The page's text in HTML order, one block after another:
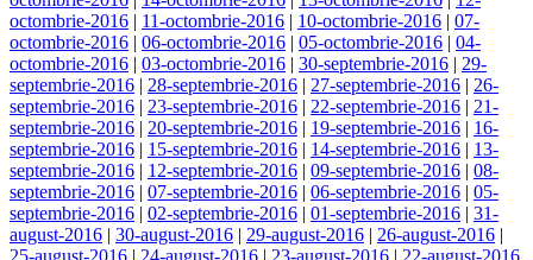
octombrie-2016 | 11-octombrie-2016 | 10-octombrie-2016 | 07-
octombrie-2016 | 06-octombrie-2016 | 05-octombrie-2016 | 04-
octombrie-2016 | 03-octombrie-2016 | 30-septembrie-2016 | 29-
septembrie-2016 | 28-septembrie-2016 | 27-septembrie-2016 | 26-
septembrie-2016 | 23-septembrie-2016 | 22-septembrie-2016 | 21-
septembrie-2016 | 20-septembrie-2016 | 19-septembrie-2016 | 16-
septembrie-2016 | 15-septembrie-2016 | 14-septembrie-2016 | 13-
septembrie-2016 | 12-septembrie-2016 | 09-septembrie-2016 | 08-
septembrie-2016 | 07-septembrie-2016 | 06-septembrie-2016 | 05-
septembrie-2016 | 02-septembrie-2016 | 01-septembrie-2016 | 31-
august-2016 | 30-august-2016 | 29-august-2016 | 26-august-2016 |